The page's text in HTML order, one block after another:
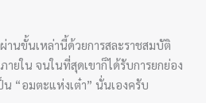
านขั้นเหล่านี้ด้วยการสละราชสมบัติ
ยใน จนในที่สุดเขาก็ได้รับการยกย่อง
“อมตะแห่งเต๋า” นั่นเองครับ